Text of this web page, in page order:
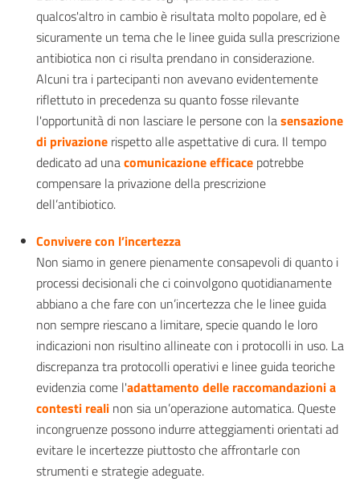
qualcos'altro in cambio è risultata molto popolare, ed è
sicuramente un tema che le linee guida sulla prescrizione
antibiotica non ci risulta prendano in considerazione.
Alcuni tra i partecipanti non avevano evidentemente
riflettuto in precedenza su quanto fosse rilevante
l'opportunità di non lasciare le persone con lasensazione
di privazione rispetto alle aspettative di cura. Il tempo
dedicato ad unacomunicazione efficace potrebbe
compensare la privazione della prescrizione
dell’antibiotico.
Convivere con l’incertezza
Non siamo in genere pienamente consapevoli di quanto i
processi decisionali che ci coinvolgono quotidianamente
abbiano a che fare con un’incertezza che le linee guida
non sempre riescano a limitare, specie quando le loro
indicazioni non risultino allineate con i protocolli in uso. La
discrepanza tra protocolli operativi e linee guida teoriche
evidenzia come l'adattamento delle raccomandazioni a
contesti reali non sia un’operazione automatica. Queste
incongruenze possono indurre atteggiamenti orientati ad
evitare le incertezze piuttosto che affrontarle con
strumenti e strategie adeguate.